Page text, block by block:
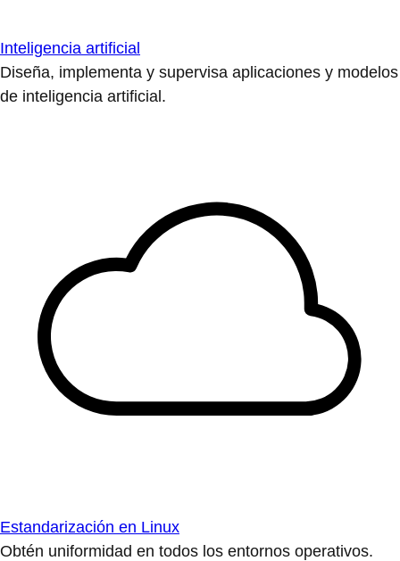
Inteligencia artificial
Diseña, implementa y supervisa aplicaciones y modelos
de inteligencia artificial.
Estandarización en Linux
Obtén uniformidad en todos los entornos operativos.